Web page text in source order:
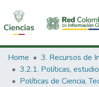
Communities & Collections
All of DSpace
Home